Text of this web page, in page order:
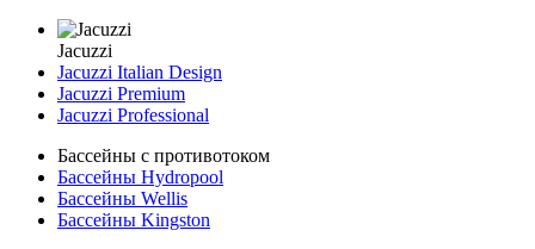
Jacuzzi
Jacuzzi Italian Design
Jacuzzi Premium
Jacuzzi Professional
Бассейны с противотоком
Бассейны Hydropool
Бассейны Wellis
Бассейны Kingston